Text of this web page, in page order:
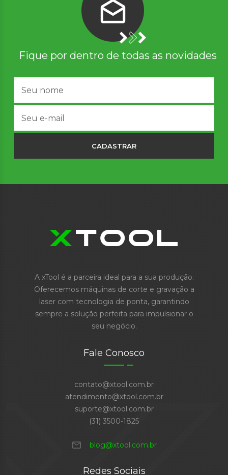
Fique por dentro de todas as novidades
CADASTRAR
A xTool é a parceira ideal para a sua produção.
Oferecemos máquinas de corte e gravação a
laser com tecnologia de ponta, garantindo
sempre a solução perfeita para impulsionar o
seu negócio.
Fale Conosco
contato@xtool.com.br
atendimento@xtool.com.br
suporte@xtool.com.br
(31) 3500-1825
mail blog@xtool.com.br
Redes Sociais